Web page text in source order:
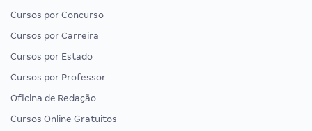
Cursos por Concurso
Cursos por Carreira
Cursos por Estado
Cursos por Professor
Oficina de Redação
Cursos Online Gratuitos